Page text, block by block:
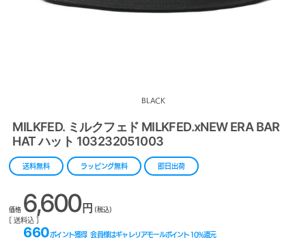
BLACK
MILKFED. ミルクフェド MILKFED.xNEW ERA BAR
HAT ハット 103232051003
送料無料 ラッピング無料 即日出荷
価格 6,600円 (税込)
[ 送料込 ]
660ポイント獲得 会員様はギャレリアモールポイント 10%還元